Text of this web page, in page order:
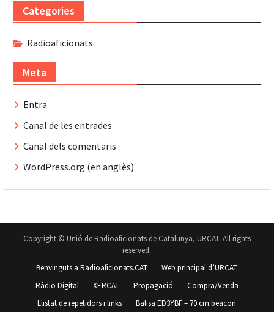
Categories
Radioaficionats
Meta
Entra
Canal de les entrades
Canal dels comentaris
WordPress.org (en anglès)
Copyright © Unió de Radioaficionats de Catalunya, URCAT. All rights
reserved.
Benvinguts a Radioaficionats.CAT
Web principal d’URCAT
Ràdio Digital
XERCAT Propagació
Compra/Venda
Llistat de repetidors i links
Balisa ED3YBF – 70 cm beacon